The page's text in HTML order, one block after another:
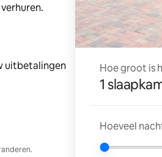
uitbetalingen
Hoe groot is
1
Hoeveel